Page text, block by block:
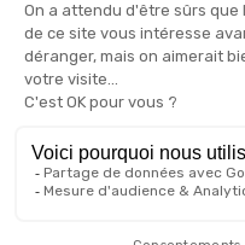
UN RENSEIGNEMENT ?
POURQUOI ACHETER CHEZ NOUS ?